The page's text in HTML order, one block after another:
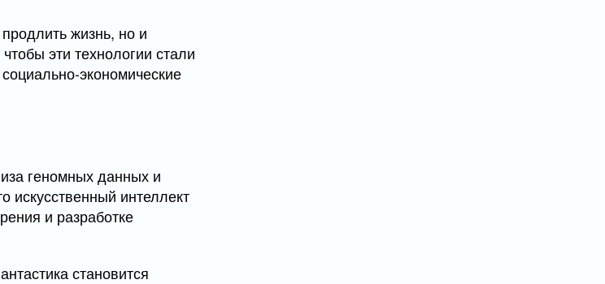
жизнь, но и
эти технологии стали
экономические
геномных данных и
искусственный интеллект
и разработке
становится